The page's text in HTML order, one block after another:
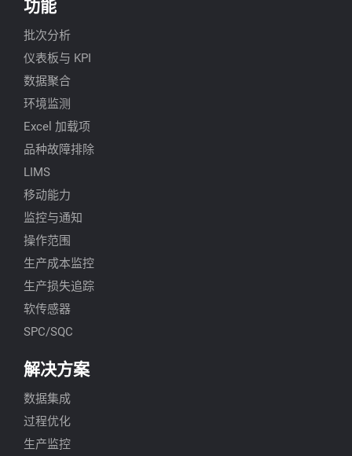
功能
批次分析
仪表板与 KPI
数据聚合
环境监测
Excel 加载项
品种故障排除
LIMS
移动能力
监控与通知
操作范围
生产成本监控
生产损失追踪
软传感器
SPC/SQC
解决方案
数据集成
过程优化
生产监控